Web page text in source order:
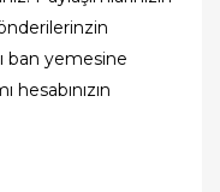
ban yemesine